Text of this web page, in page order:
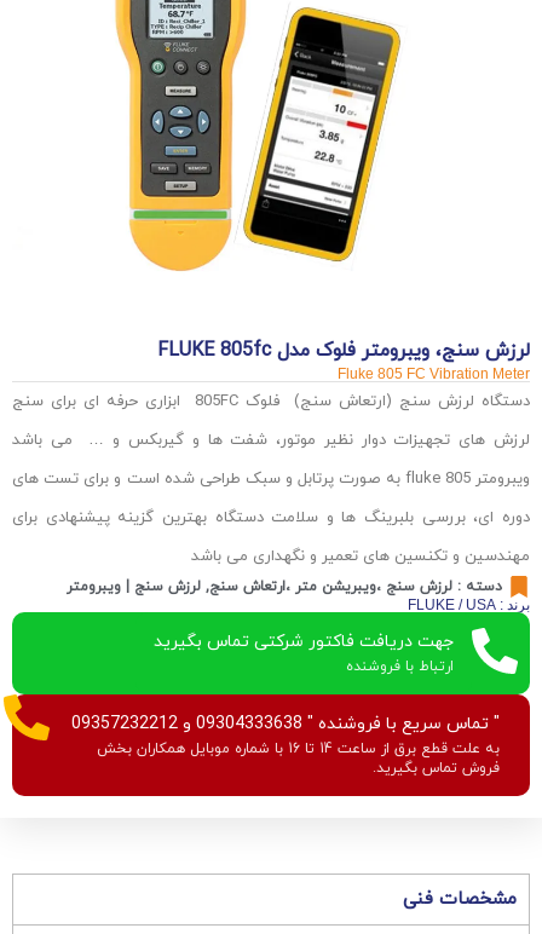
لرزش سنج، ویبرومتر فلوک مدل FLUKE 805fc
Fluke 805 FC Vibration Meter
دستگاه لرزش سنج (ارتعاش سنج) فلوک 805FC ابزاری حرفه ای برای سنج
لرزش های تجهیزات دوار نظیر موتور، شفت ها و گیربکس و … می باشد
ویبرومتر fluke 805 به صورت پرتابل و سبک طراحی شده است و برای تست های
دوره ای، بررسی بلبرینگ ها و سلامت دستگاه بهترین گزینه پیشنهادی برای
مهندسین و تکنسین های تعمیر و نگهداری می باشد
دسته : لرزش سنج ،ویبریشن متر ،ارتعاش سنج, لرزش سنج | ویبرومتر
برند : FLUKE / USA
جهت دریافت فاکتور شرکتی تماس بگیرید
ارتباط با فروشنده
" تماس سریع با فروشنده " 09304333638 و 09357232212
به علت قطع برق از ساعت 14 تا 16 با شماره موبایل همکاران بخش
فروش تماس بگیرید.
مشخصات فنی